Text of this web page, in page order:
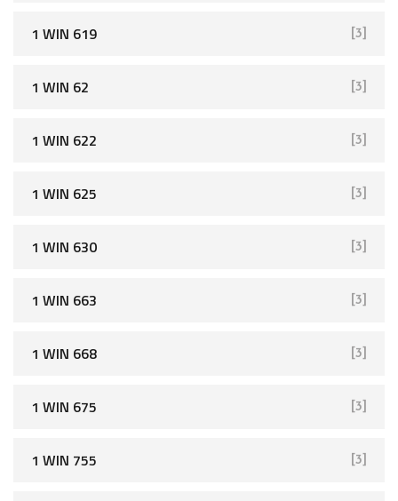
1 WIN 619 [3]
1 WIN 62 [3]
1 WIN 622 [3]
1 WIN 625 [3]
1 WIN 630 [3]
1 WIN 663 [3]
1 WIN 668 [3]
1 WIN 675 [3]
1 WIN 755 [3]